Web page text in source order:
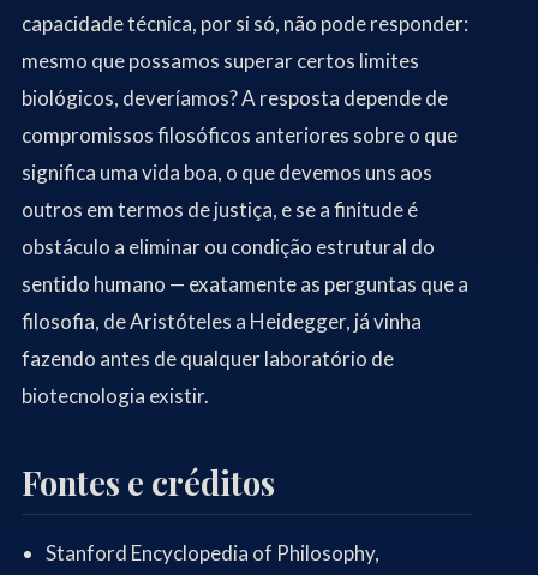
capacidade técnica, por si só, não pode responder:
mesmo que possamos superar certos limites
biológicos, deveríamos? A resposta depende de
compromissos filosóficos anteriores sobre o que
significa uma vida boa, o que devemos uns aos
outros em termos de justiça, e se a finitude é
obstáculo a eliminar ou condição estrutural do
sentido humano — exatamente as perguntas que a
filosofia, de Aristóteles a Heidegger, já vinha
fazendo antes de qualquer laboratório de
biotecnologia existir.
Fontes e créditos
Stanford Encyclopedia of Philosophy,